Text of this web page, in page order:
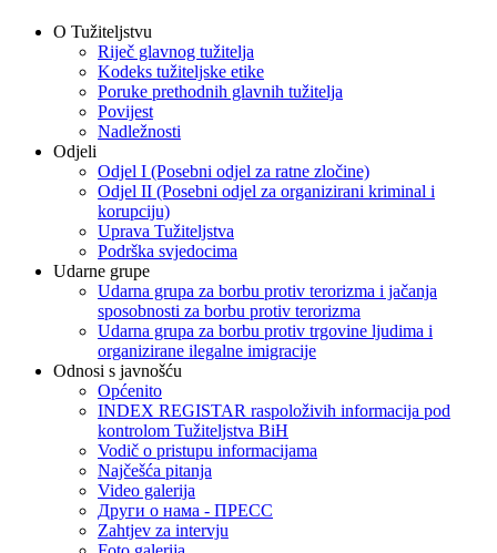
O Tužiteljstvu
Riječ glavnog tužitelja
Kodeks tužiteljske etike
Poruke prethodnih glavnih tužitelja
Povijest
Nadležnosti
Odjeli
Odjel I (Posebni odjel za ratne zločine)
Odjel II (Posebni odjel za organizirani kriminal i
korupciju)
Uprava Tužiteljstva
Podrška svjedocima
Udarne grupe
Udarna grupa za borbu protiv terorizma i jačanja
sposobnosti za borbu protiv terorizma
Udarna grupa za borbu protiv trgovine ljudima i
organizirane ilegalne imigracije
Odnosi s javnošću
Općenito
INDEX REGISTAR raspoloživih informacija pod
kontrolom Tužiteljstva BiH
Vodič o pristupu informacijama
Najčešća pitanja
Video galerija
Други о нама - ПРЕСC
Zahtjev za intervju